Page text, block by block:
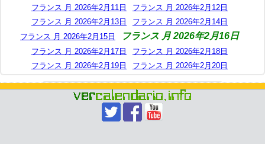
フランス 月 2026年2月11日
フランス 月 2026年2月12日
フランス 月 2026年2月13日
フランス 月 2026年2月14日
フランス 月 2026年2月15日
フランス 月 2026年2月16日
フランス 月 2026年2月17日
フランス 月 2026年2月18日
フランス 月 2026年2月19日
フランス 月 2026年2月20日